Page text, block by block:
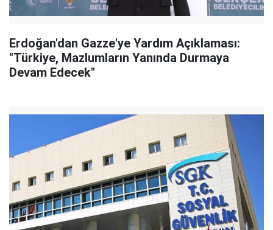
Erdoğan'dan Gazze'ye Yardım Açıklaması:
"Türkiye, Mazlumların Yanında Durmaya
Devam Edecek"